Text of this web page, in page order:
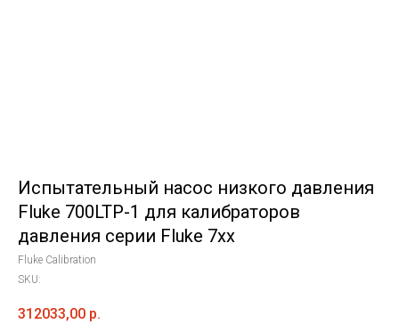
Испытательный насос низкого давления
Fluke 700LTP-1 для калибраторов
давления серии Fluke 7xx
Fluke Calibration
SKU:
312033,00 р.